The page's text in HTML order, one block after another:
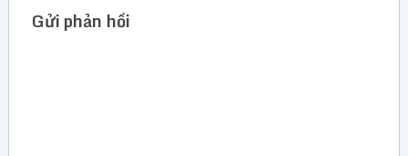
Gửi phản hồi